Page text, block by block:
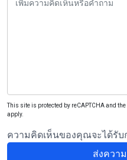
This site is protected by reCAPTCHA and the
apply.
ความคิดเห็นของคุณจะได้รับ
ส่งควา